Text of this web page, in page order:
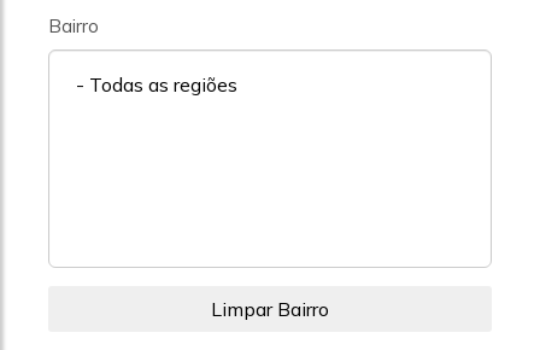
Bairro
- Todas as regiões